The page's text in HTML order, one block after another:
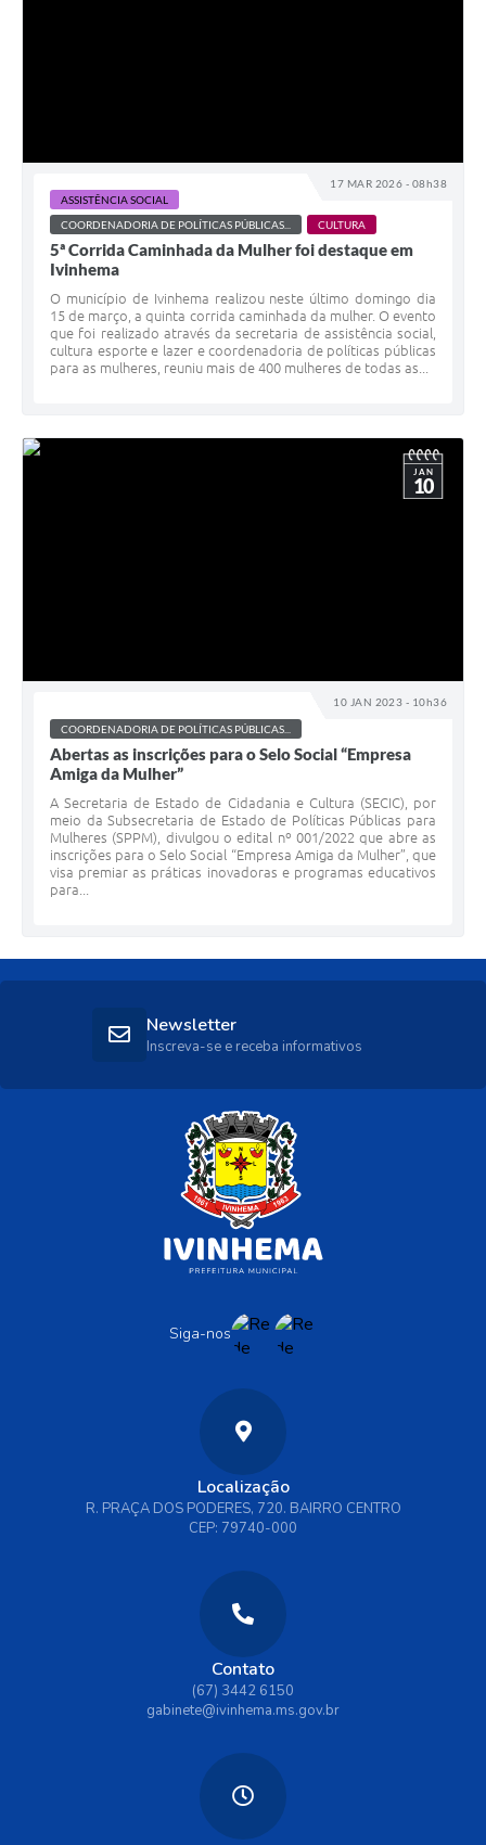
17 MAR 2026 - 08h38
ASSISTÊNCIA SOCIAL
COORDENADORIA DE POLÍTICAS PÚBLICAS...
CULTURA
5ª Corrida Caminhada da Mulher foi destaque em
Ivinhema
O município de Ivinhema realizou neste último domingo dia
15 de março, a quinta corrida caminhada da mulher. O evento
que foi realizado através da secretaria de assistência social,
cultura esporte e lazer e coordenadoria de políticas públicas
para as mulheres, reuniu mais de 400 mulheres de todas as...
10 JAN 2023 - 10h36
JAN
10
COORDENADORIA DE POLÍTICAS PÚBLICAS...
Abertas as inscrições para o Selo Social “Empresa
Amiga da Mulher”
A Secretaria de Estado de Cidadania e Cultura (SECIC), por
meio da Subsecretaria de Estado de Políticas Públicas para
Mulheres (SPPM), divulgou o edital nº 001/2022 que abre as
inscrições para o Selo Social “Empresa Amiga da Mulher”, que
visa premiar as práticas inovadoras e programas educativos
para...
Siga-nos
Localização
R. PRAÇA DOS PODERES, 720. BAIRRO CENTRO
CEP: 79740-000
Contato
(67) 3442 6150
gabinete@ivinhema.ms.gov.br
Newsletter
Inscreva-se e receba informativos